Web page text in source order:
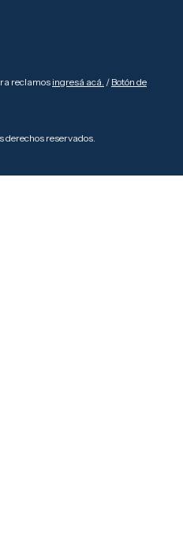
reclamos ingresá acá. / Botón de
derechos reservados.